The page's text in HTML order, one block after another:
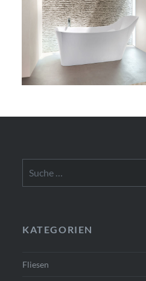
nach:
KATEGORIEN
Fliesen